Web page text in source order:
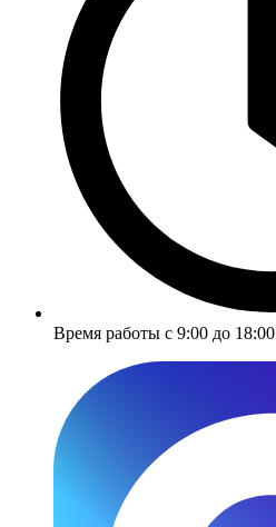
Время работы с 9:00 до 18:00